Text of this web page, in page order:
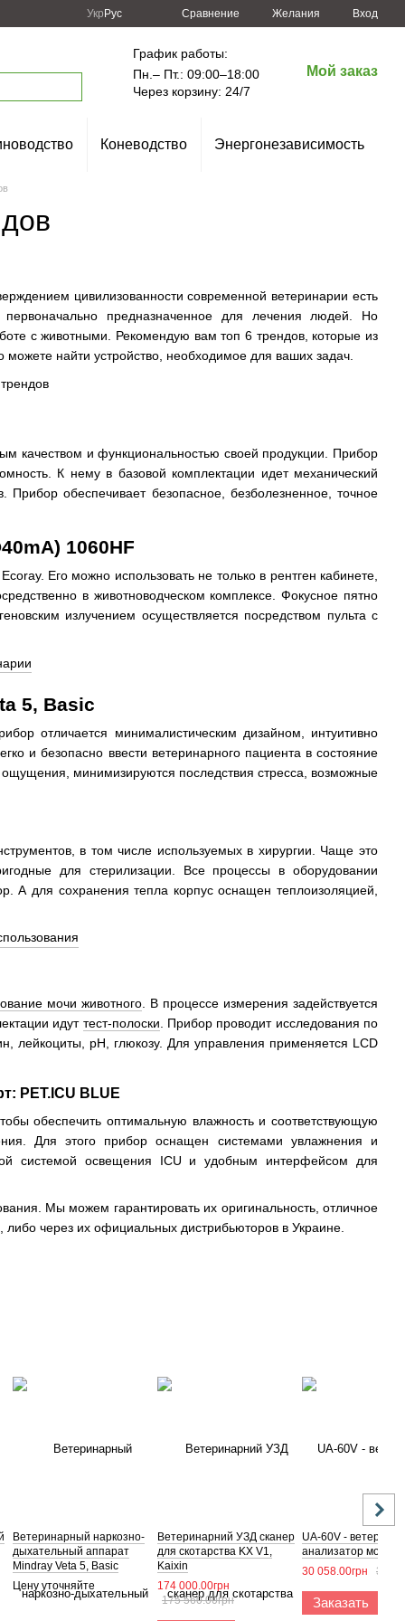
Укр Рус Сравнение Желания Вход
График работы:
Пн.– Пт.: 09:00–18:00
Через корзину: 24/7
Мой заказ
Коневодство Энергонезависимость
цивилизованности современной ветеринарии есть
предназначенное для лечения людей. Но
с животными. Рекомендую вам топ 6 трендов, которые из
найти устройство, необходимое для ваших задач.
качеством и функциональностью своей продукции. Прибор
К нему в базовой комплектации идет механический
обеспечивает безопасное, безболезненное, точное
1060HF
Его можно использовать не только в рентген кабинете,
в животноводческом комплексе. Фокусное пятно
излучением осуществляется посредством пульта с
5, Basic
отличается минималистическим дизайном, интуитивно
и безопасно ввести ветеринарного пациента в состояние
минимизируются последствия стресса, возможные
в том числе используемых в хирургии. Чаще это
для стерилизации. Все процессы в оборудовании
А для сохранения тепла корпус оснащен теплоизоляцией,
мочи животного . В процессе измерения задействуется
идут тест-полоски . Прибор проводит исследования по
лейкоциты, pH, глюкозу. Для управления применяется LCD
PET.ICU BLUE
обеспечить оптимальную влажность и соответствующую
Для этого прибор оснащен системами увлажнения и
системой освещения ICU и удобным интерфейсом для
Мы можем гарантировать их оригинальность, отличное
через их официальных дистрибьюторов в Украине.
Ветеринарный наркозно-
дыхательный аппарат
Mindray Veta 5, Basic
Цену уточняйте
Ветеринарний УЗД сканер
для скотарства KX V1,
Kaixin
174 000.00грн
175 560.00грн
UA-60V -
анализатор мочи,
30 058.00грн
36
Заказать